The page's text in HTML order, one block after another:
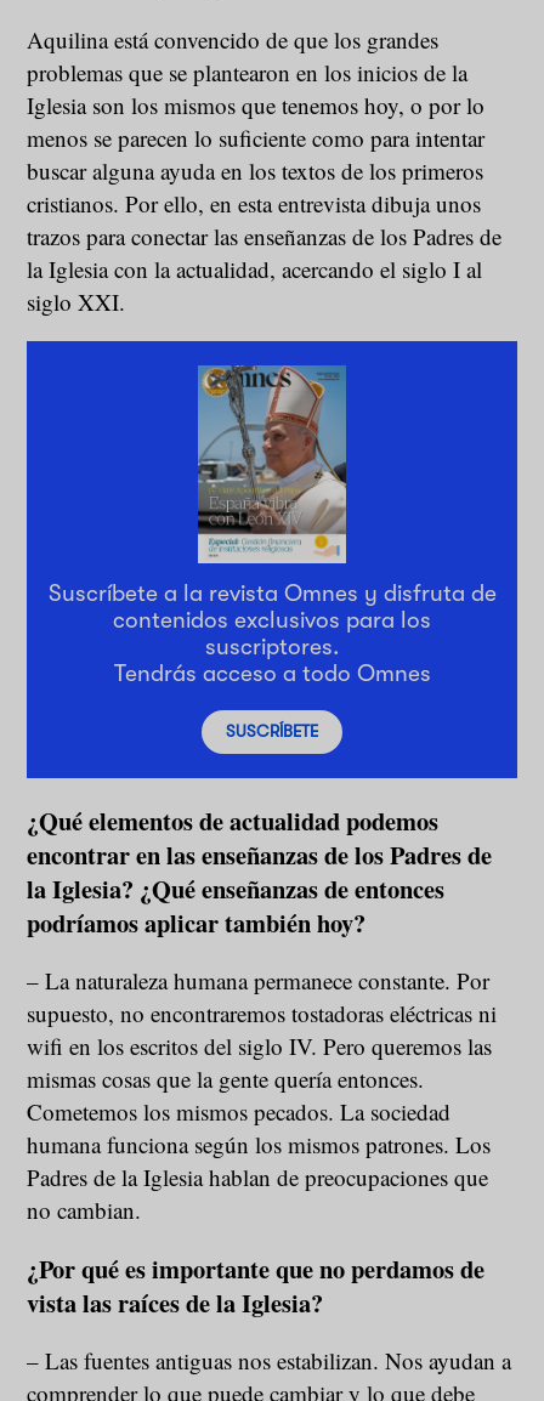
Aquilina está convencido de que los grandes
problemas que se plantearon en los inicios de la
Iglesia son los mismos que tenemos hoy, o por lo
menos se parecen lo suficiente como para intentar
buscar alguna ayuda en los textos de los primeros
cristianos. Por ello, en esta entrevista dibuja unos
trazos para conectar las enseñanzas de los Padres de
la Iglesia con la actualidad, acercando el siglo I al
siglo XXI.
Suscríbete a la revista Omnes y disfruta de
contenidos exclusivos para los
suscriptores.
Tendrás acceso a todo Omnes
SUSCRÍBETE
¿Qué elementos de actualidad podemos
encontrar en las enseñanzas de los Padres de
la Iglesia? ¿Qué enseñanzas de entonces
podríamos aplicar también hoy?
– La naturaleza humana permanece constante. Por
supuesto, no encontraremos tostadoras eléctricas ni
wifi en los escritos del siglo IV. Pero queremos las
mismas cosas que la gente quería entonces.
Cometemos los mismos pecados. La sociedad
humana funciona según los mismos patrones. Los
Padres de la Iglesia hablan de preocupaciones que
no cambian.
¿Por qué es importante que no perdamos de
vista las raíces de la Iglesia?
– Las fuentes antiguas nos estabilizan. Nos ayudan a
comprender lo que puede cambiar y lo que debe